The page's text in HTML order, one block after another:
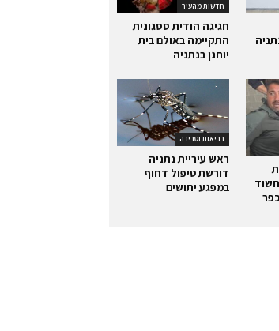
חדשות מהעיר
חגיגה הודית ססגונית
התקיימה באולם בית
יוחנן בנתניה
בריאות וסביבה
ראש עיריית נתניה
דורשת טיפול דחוף
במפגע יתושים